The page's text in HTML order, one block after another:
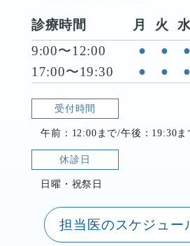
診療時間 月 火
9:00〜12:00
● ● ●
17:00〜19:30 ● ● ●
受付時間
午前：12:00まで/午後：19:30ま
休診日
日曜・祝祭日
担当医のスケジュー